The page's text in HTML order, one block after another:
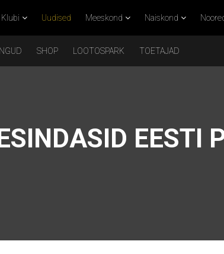
Klubi Uudised Meeskond Naiskond
SHOP LOOTOSPARK TOETAJAD
EESTI